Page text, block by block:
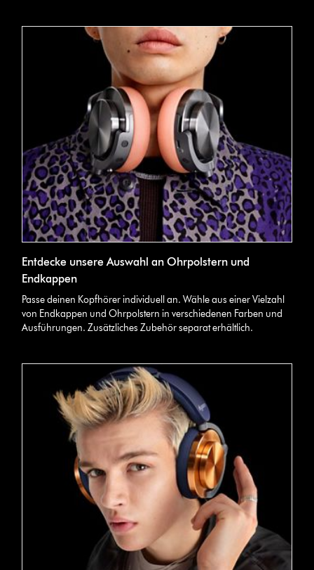
Entdecke unsere Auswahl an Ohrpolstern und
Endkappen
Passe deinen Kopfhörer individuell an. Wähle aus einer Vielzahl
von Endkappen und Ohrpolstern in verschiedenen Farben und
Ausführungen. Zusätzliches Zubehör separat erhältlich.